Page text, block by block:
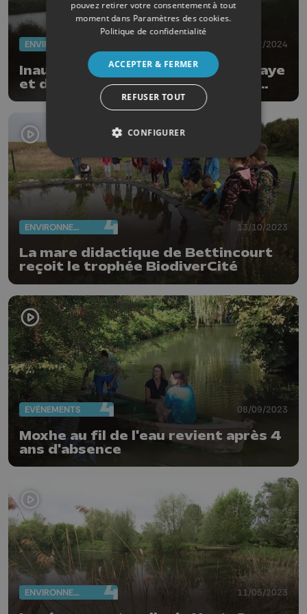
03/02/2024
Inauguration de la frayère de Lanaye
et de son parcours didactique et
d'observation
ENVIRONNEMENT 13/10/2023
La mare didactique de Bettincourt
reçoit le trophée BiodiverCité
EVÈNEMENTS 08/09/2023
Moxhe au fil de l'eau revient après 4
ans d'absence
ENVIRONNEMENT 11/05/2023
pouvez retirer votre consentement à tout
moment dans Paramètres des cookies.
Politique de confidentialité
ACCEPTER & FERMER
REFUSER TOUT
CONFIGURER